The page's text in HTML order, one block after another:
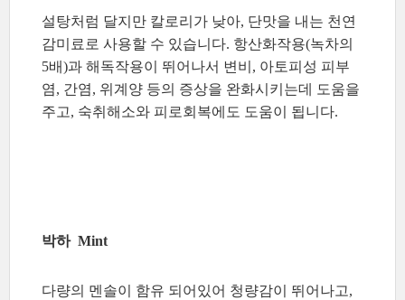
설탕처럼 달지만 칼로리가 낮아, 단맛을 내는 천연
감미료로 사용할 수 있습니다. 항산화작용(녹차의
5배)과 해독작용이 뛰어나서 변비, 아토피성 피부
염, 간염, 위계양 등의 증상을 완화시키는데 도움을
주고, 숙취해소와 피로회복에도 도움이 됩니다.
박하 Mint
다량의 멘솔이 함유 되어있어 청량감이 뛰어나고,